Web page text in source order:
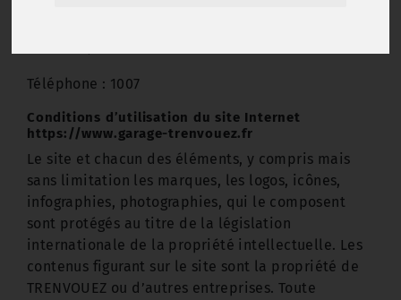
Téléphone : 1007
Conditions d’utilisation du site Internet
https://www.garage-trenvouez.fr
Le site et chacun des éléments, y compris mais
sans limitation les marques, les logos, icônes,
infographies, photographies, qui le composent
sont protégés au titre de la législation
internationale de la propriété intellectuelle. Les
contenus figurant sur le site sont la propriété de
TRENVOUEZ ou d’autres entreprises. Toute